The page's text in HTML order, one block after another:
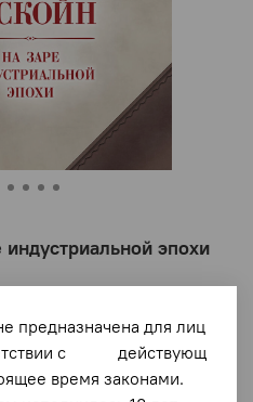
эпохи
предназначена для лиц
с действующ
время законами.